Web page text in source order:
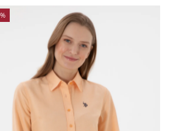
Cele mai relevante
Cel mai bine vândut
Alfabetic, A-Z
Alfabetic, Z-A
Preț, de la mic la mare
Preț, de la mare la mic